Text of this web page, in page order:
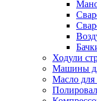
Ходули
Машины
Масло для